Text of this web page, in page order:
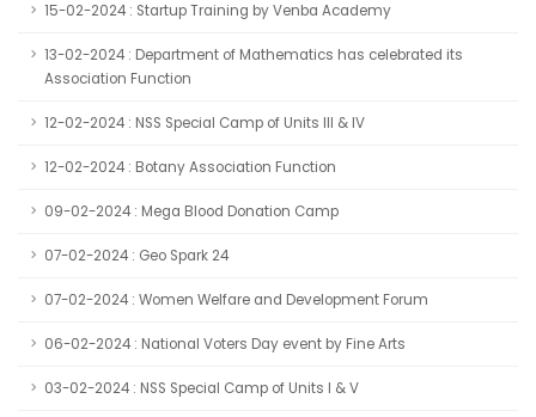
15-02-2024 : Startup Training by Venba Academy
13-02-2024 : Department of Mathematics has celebrated its
Association Function
12-02-2024 : NSS Special Camp of Units III & IV
12-02-2024 : Botany Association Function
09-02-2024 : Mega Blood Donation Camp
07-02-2024 : Geo Spark 24
07-02-2024 : Women Welfare and Development Forum
06-02-2024 : National Voters Day event by Fine Arts
03-02-2024 : NSS Special Camp of Units I & V